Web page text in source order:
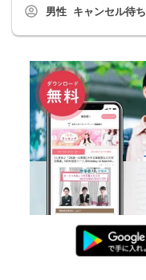
男性 キャンセル待ち